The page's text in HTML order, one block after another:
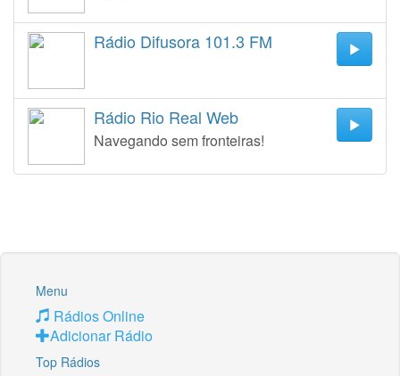
Rádio Difusora 101.3 FM
Rádio Rio Real Web
Navegando sem fronteiras!
Menu
Rádios Online
Adicionar Rádio
Top Rádios